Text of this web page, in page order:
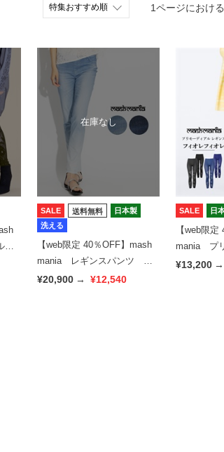
1ページにおけ
ル
コ
在庫なし
SALE 送料無料
日本製
洗える
【web限定 40％OFF】mash
mania レギンスパンツ デ
ニムグラデ
¥20,900 → ¥12,540
SALE 日
【web限
mania プ
レギンス
¥13,200 →